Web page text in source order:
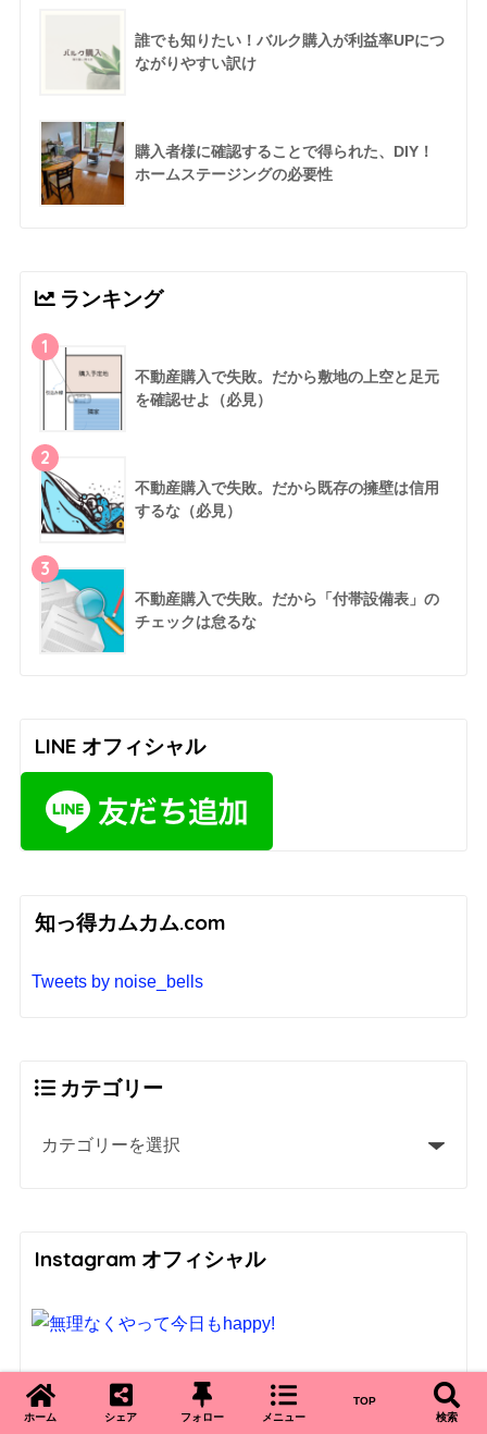
誰でも知りたい！バルク購入が利益率UPにつ
ながりやすい訳け
購入者様に確認することで得られた、DIY！
ホームステージングの必要性
ランキング
1
不動産購入で失敗。だから敷地の上空と足元
を確認せよ（必見）
2
不動産購入で失敗。だから既存の擁壁は信用
するな（必見）
3
不動産購入で失敗。だから「付帯設備表」の
チェックは怠るな
LINE オフィシャル
知っ得カムカム.com
Tweets by noise_bells
カテゴリー
Instagram オフィシャル
ホーム シェア フォロー メニュー
TOP
検索